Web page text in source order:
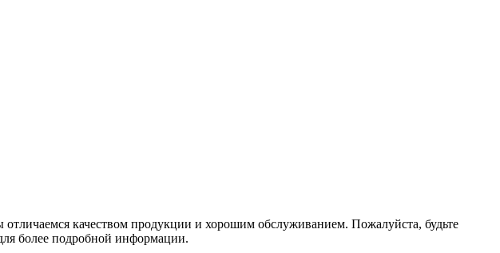
качеством продукции и хорошим обслуживанием. Пожалуйста, будьте
более подробной информации.